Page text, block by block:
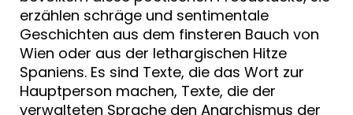
erzählen schräge und sentimentale
Geschichten aus dem finsteren Bauch von
Wien oder aus der lethargischen Hitze
Spaniens. Es sind Texte, die das Wort zur
Hauptperson machen, Texte, die der
verwalteten Sprache den Anarchismus der